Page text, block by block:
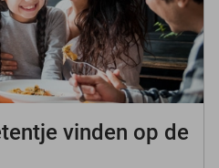
vinden op de